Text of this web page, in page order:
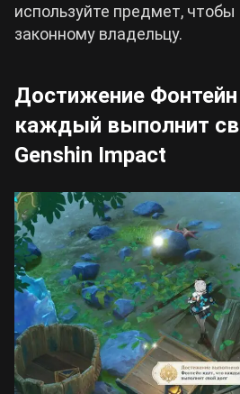
используйте предмет, чтобы
законному владельцу.
Достижение
каждый выполнит
Genshin Impact